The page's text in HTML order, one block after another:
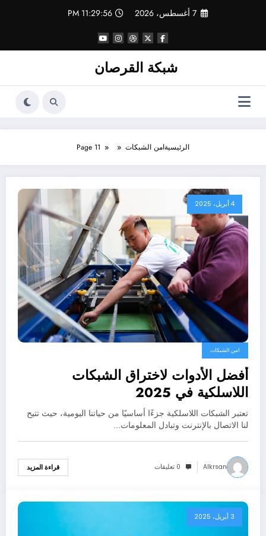
7 أغسطس، 2026 11:29:57 PM
شبكة القرصان
الرئيسيةامن الشبكات Page 11
4 أبريل، 2025
امن الشبكات
أفضل الأدوات لاختراق الشبكات
اللاسلكية في 2025
تعتبر الشبكات اللاسلكية جزءًا أساسيًا من حياتنا اليومية، حيث تتيح
لنا الاتصال بالإنترنت وتبادل المعلومات…
Alkrsan 0 تعليقات قراءة المزيد
3 أبريل، 2025